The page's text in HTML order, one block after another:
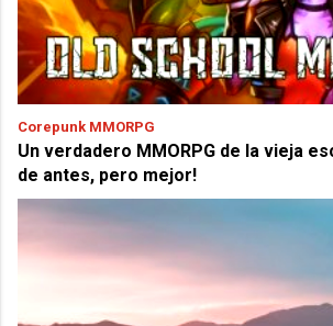
Corepunk MMORPG
Un verdadero MMORPG de la vieja
de antes, pero mejor!